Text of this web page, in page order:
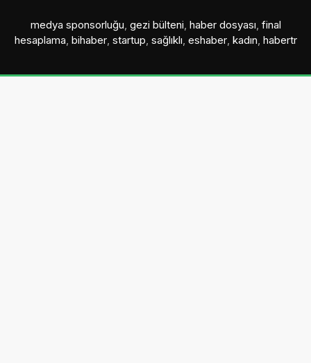
medya sponsorluğu, gezi bülteni, haber dosyası, final
hesaplama, bihaber, startup, sağlıklı, eshaber, kadın, habertr